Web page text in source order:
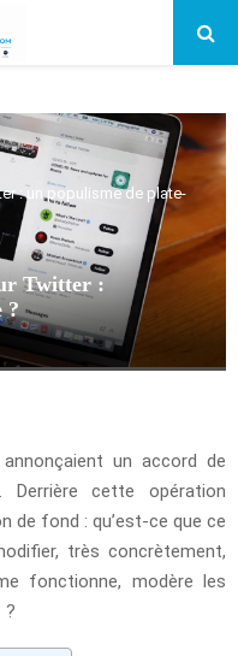
: un populisme de plate-
Twitter :
?
un accord de
cette opération
de fond : qu’est-ce que ce
très concrètement,
fonctionne, modère les
?